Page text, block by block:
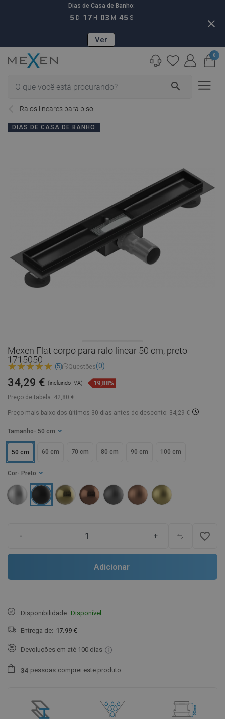
Dias de Casa de Banho:
5 D 17 H 03 M 44 S
Ver
close
search
0
Ralos lineares para piso
DIAS DE CASA DE BANHO
Mexen Flat corpo para ralo linear 50 cm, preto -
1715050
(5) Questões(0)
Preço de tabela: 42,80 €
34,29 € (incluindo IVA) 19,88%
Preço mais baixo dos últimos 30 dias antes do desconto: 34,29 €
Tamanho - 50 cm
50 cm 60 cm 70 cm 80 cm 90 cm 100 cm
Cor - Preto
- + favorite_border
Adicionar
Disponibilidade: Disponível
Entrega de: 17.99 €
Devoluções em até 100 dias
34 pessoas comprei este produto.